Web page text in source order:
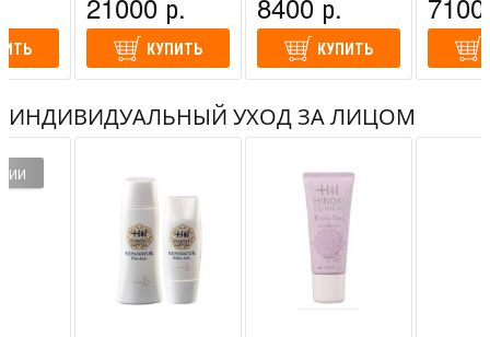
(Япония)
КУПИТЬ
(Япония)
КУПИТЬ
(Япония)
ИНДИВИДУАЛЬНЫЙ УХОД ЗА ЛИЦОМ